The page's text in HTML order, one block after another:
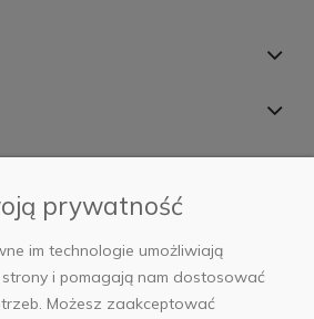
prywatność
im technologie umożliwiają
i pomagają nam dostosować
Możesz zaakceptować